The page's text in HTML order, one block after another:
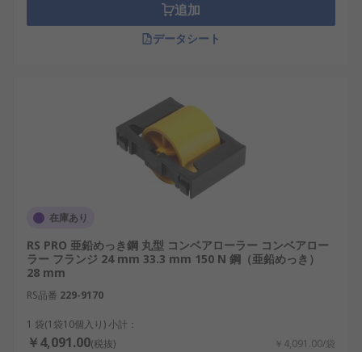
追加
データシート
在庫あり
RS PRO 亜鉛めっき鋼 丸型 コンベアローラー コンベアロー
ラー フランジ 24 mm 33.3 mm 150 N 鋼（亜鉛めっき）
28 mm
RS品番 229-9170
1 袋(1袋10個入り) 小計：
￥4,091.00(税抜) ￥4,091.00/袋